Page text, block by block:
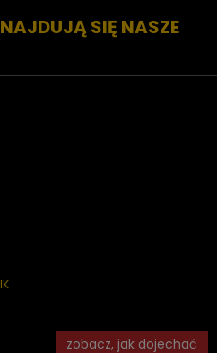
SIĘ NASZE
zobacz, jak dojechać